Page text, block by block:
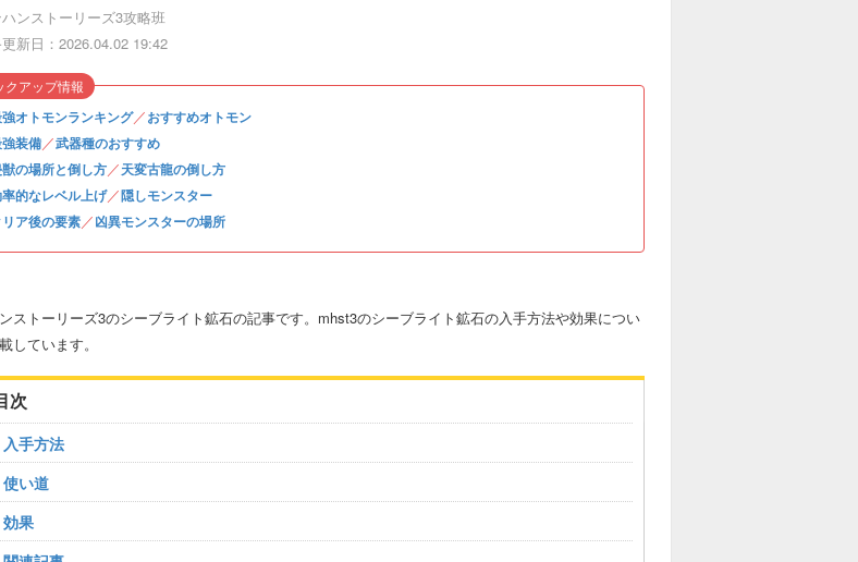
ンストーリーズ3攻略班
新日：2026.04.02 19:42
オトモンランキング／おすすめオトモン
装備／武器種のおすすめ
の場所と倒し方／天変古龍の倒し方
的なレベル上げ／隠しモンスター
ア後の要素／凶異モンスターの場所
クアップ情報
ストーリーズ3のシーブライト鉱石の記事です。mhst3のシーブライト鉱石の入手方法や効果につい
しています。
次
入手方法
使い道
効果